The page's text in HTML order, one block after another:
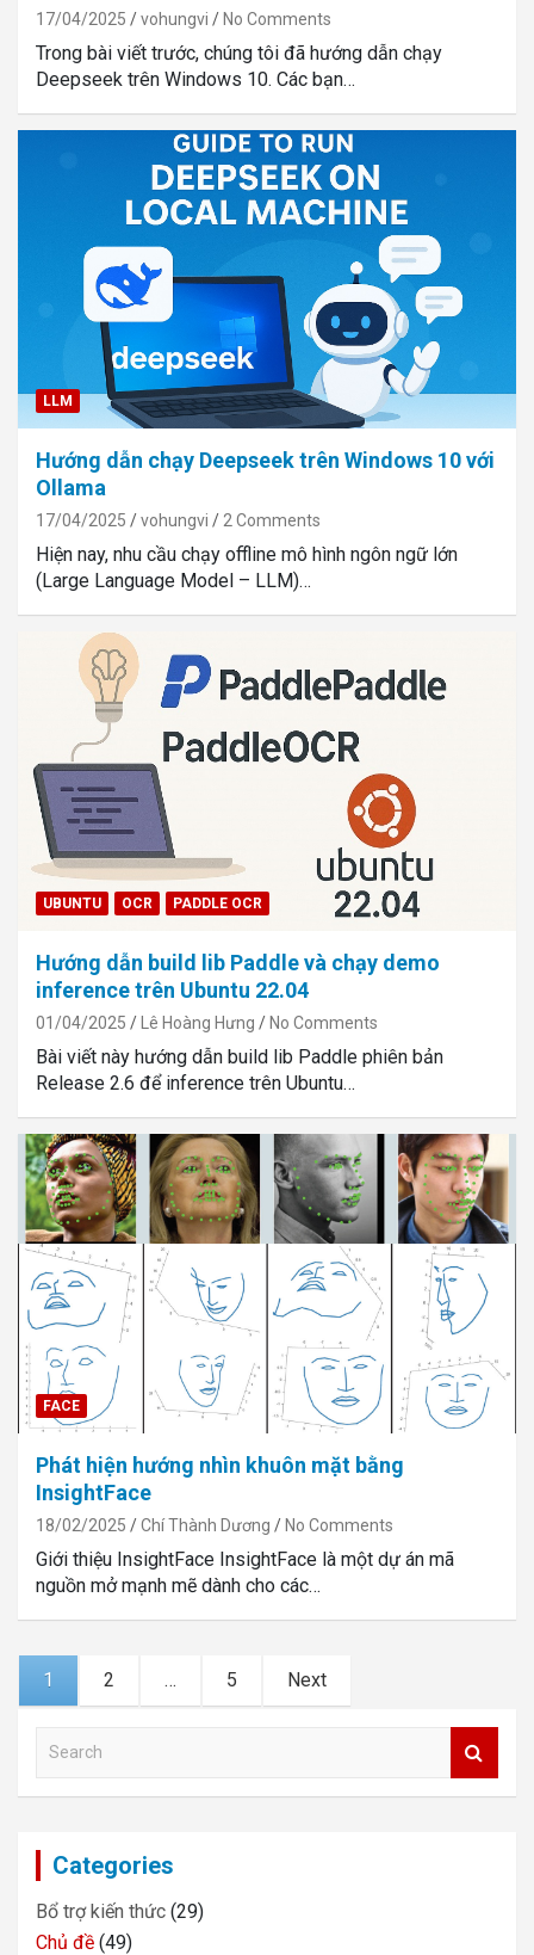
17/04/2025 vohungvi No Comments
Trong bài viết trước, chúng tôi đã hướng dẫn chạy
Deepseek trên Windows 10. Các bạn…
LLM
Hướng dẫn chạy Deepseek trên Windows 10 với
Ollama
17/04/2025 vohungvi 2 Comments
Hiện nay, nhu cầu chạy offline mô hình ngôn ngữ lớn
(Large Language Model – LLM)…
UBUNTU OCR PADDLE OCR
Hướng dẫn build lib Paddle và chạy demo
inference trên Ubuntu 22.04
01/04/2025 Lê Hoàng Hưng No Comments
Bài viết này hướng dẫn build lib Paddle phiên bản
Release 2.6 để inference trên Ubuntu…
FACE
Phát hiện hướng nhìn khuôn mặt bằng
InsightFace
18/02/2025 Chí Thành Dương No Comments
Giới thiệu InsightFace InsightFace là một dự án mã
nguồn mở mạnh mẽ dành cho các…
Posts
navigation
1 2 … 5 Next
a
c
Categories
Bổ trợ kiến thức (29)
Chủ đề (49)